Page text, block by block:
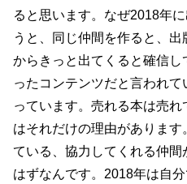
ると思います。なぜ2018年
うと、同じ仲間を作ると、
からきっと出てくると確信
ったコンテンツだと言われ
っています。売れる本は売
はそれだけの理由がありま
ている、協力してくれる仲
はずなんです。 2018年は自